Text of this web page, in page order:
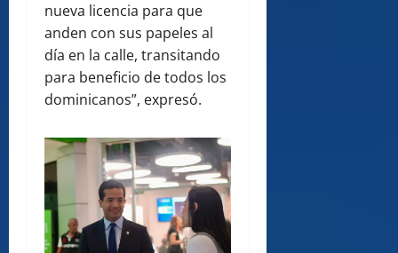
nueva licencia para que
anden con sus papeles al
día en la calle, transitando
para beneficio de todos los
dominicanos”, expresó.